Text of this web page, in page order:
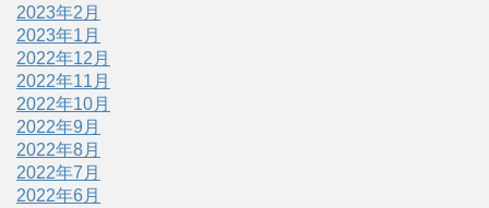
2023年2月
2023年1月
2022年12月
2022年11月
2022年10月
2022年9月
2022年8月
2022年7月
2022年6月